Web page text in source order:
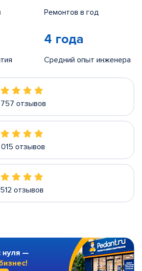
Ремонтов в год
4 года
Средний опыт инженера
отзывов
отзывов
отзывов
нуля —